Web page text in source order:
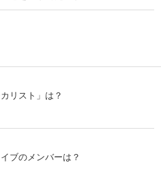
リスト」は？
ブのメンバーは？